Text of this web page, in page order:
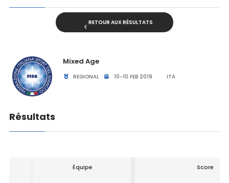
RETOUR AUX RÉSULTATS
Mixed Age
REGIONAL 10-10 FEB 2019 ITA
Résultats
Équipe Score